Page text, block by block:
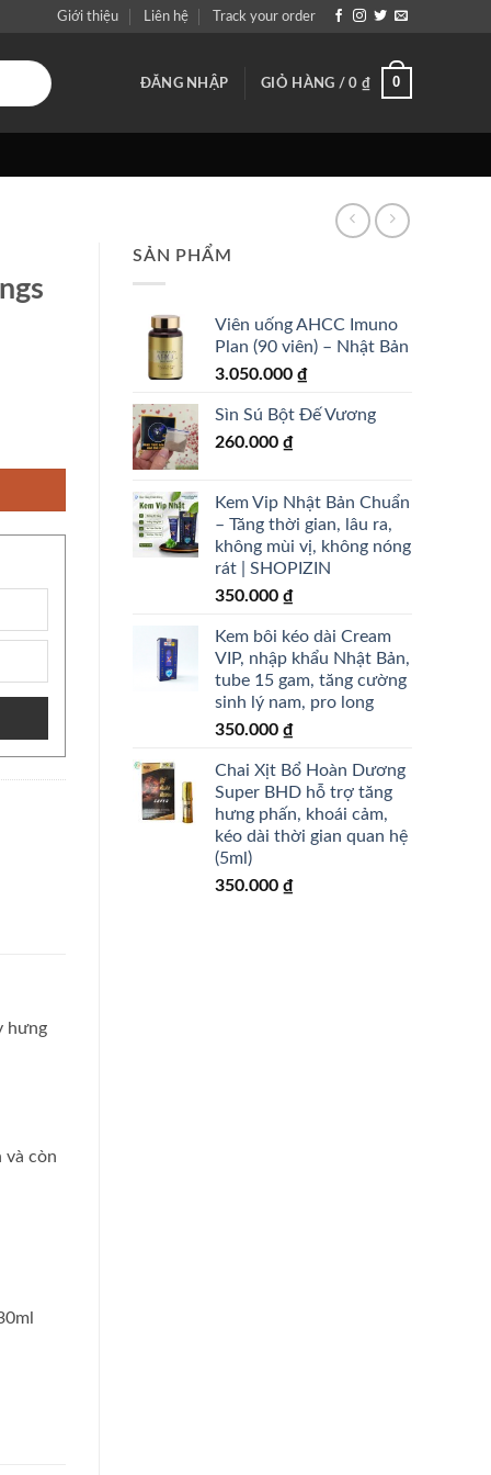
Giới thiệu Liên hệ Track your order
ĐĂNG NHẬP GIỎ HÀNG /0 ₫ 0
SẢN PHẨM
Viên uống AHCC Imuno
Plan (90 viên) – Nhật Bản
3.050.000 ₫
Sìn Sú Bột Đế Vương
260.000 ₫
Kem Vip Nhật Bản Chuẩn
– Tăng thời gian, lâu ra,
không mùi vị, không nóng
rát | SHOPIZIN
350.000 ₫
Kem bôi kéo dài Cream
VIP, nhập khẩu Nhật Bản,
tube 15 gam, tăng cường
sinh lý nam, pro long
350.000 ₫
Chai Xịt Bổ Hoàn Dương
Super BHD hỗ trợ tăng
hưng phấn, khoái cảm,
kéo dài thời gian quan hệ
(5ml)
350.000 ₫
lượng
hưng
và còn